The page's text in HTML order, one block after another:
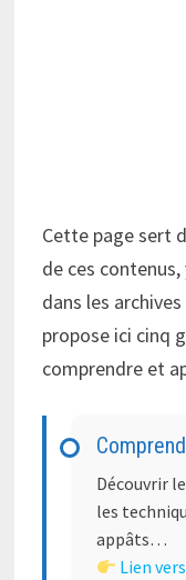
Cette page sert
de ces
dans les
propose ici cinq
comprendre et
Découvrir
les
appâts…
Lien